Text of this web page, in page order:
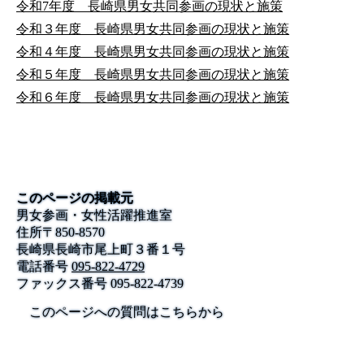
令和7年度 長崎県男女共同参画の現状と施策
令和３年度 長崎県男女共同参画の現状と施策
令和４年度 長崎県男女共同参画の現状と施策
令和５年度 長崎県男女共同参画の現状と施策
令和６年度 長崎県男女共同参画の現状と施策
このページの掲載元
男女参画・女性活躍推進室
住所〒850-8570
長崎県長崎市尾上町３番１号
電話番号 095-822-4729
ファックス番号095-822-4739
このページへの質問はこちらから